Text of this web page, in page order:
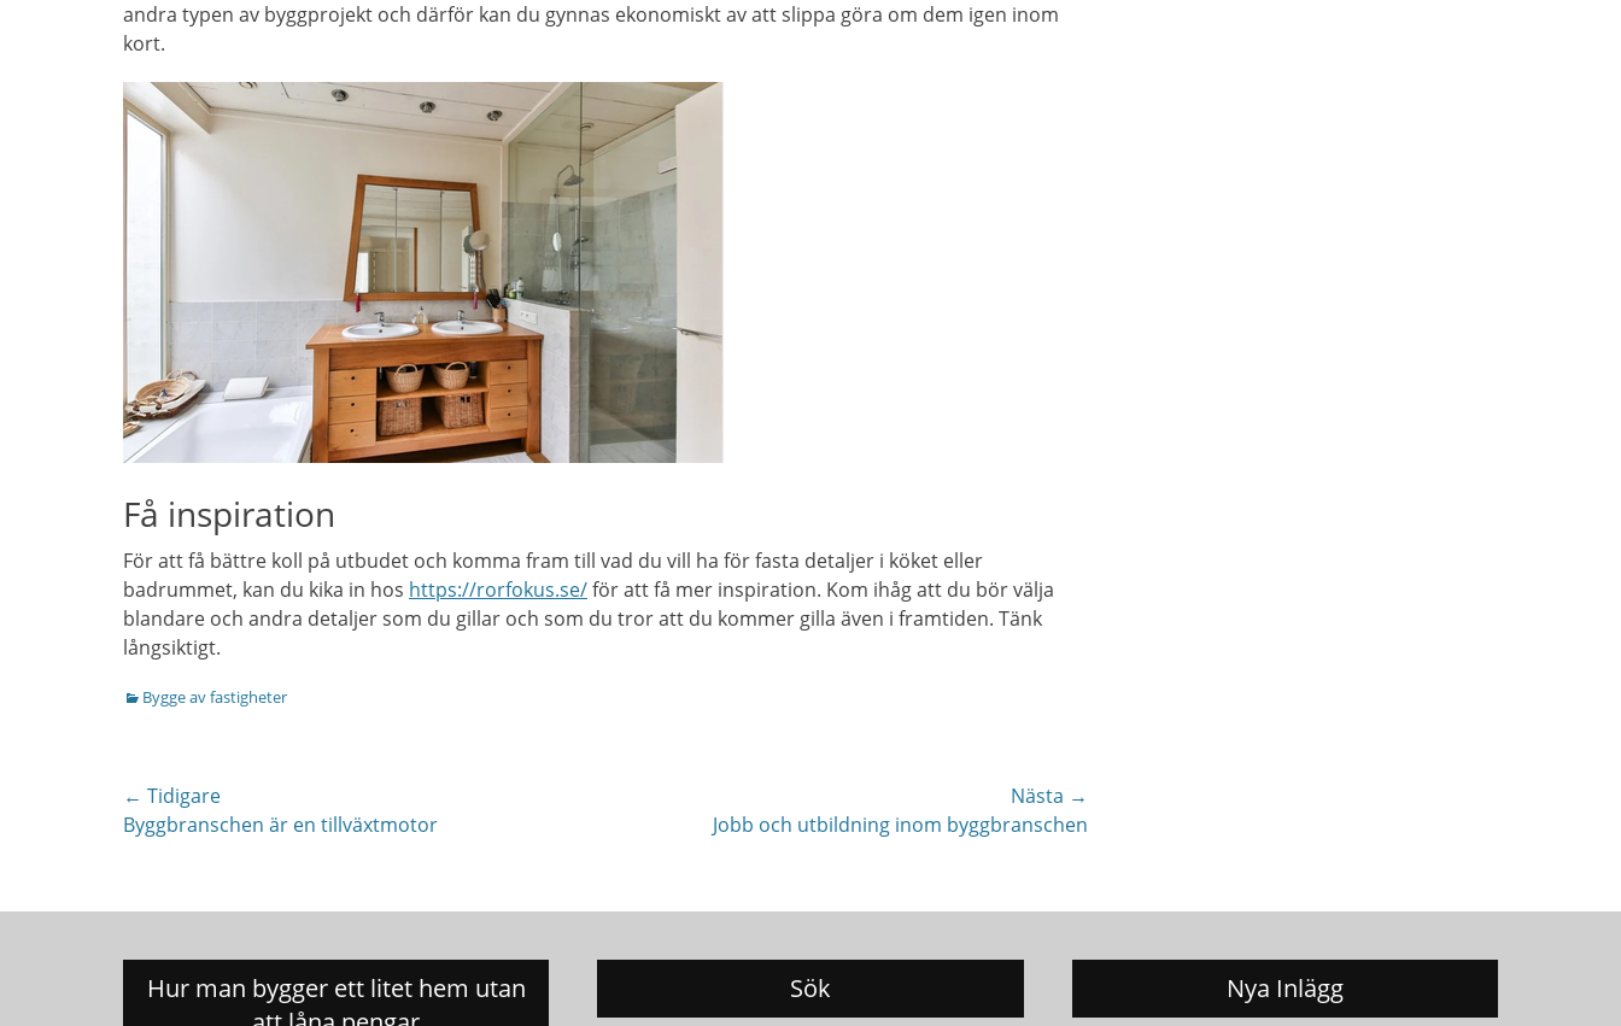
andra typen av byggprojekt och därför kan du gynnas ekonomiskt av att slippa göra om dem igen inom
kort.
Få inspiration
För att få bättre koll på utbudet och komma fram till vad du vill ha för fasta detaljer i köket eller
badrummet, kan du kika in hos https://rorfokus.se/för att få mer inspiration. Kom ihåg att du bör välja
blandare och andra detaljer som du gillar och som du tror att du kommer gilla även i framtiden. Tänk
långsiktigt.
Categories
Bygge av fastigheter
Inläggsnavigering
← Tidigare
Previous
Byggbranschen är en tillväxtmotor
Nästa →
Jobb och utbildning inom byggbranschen
Hur man bygger ett litet hem utan
Sök Nya Inlägg